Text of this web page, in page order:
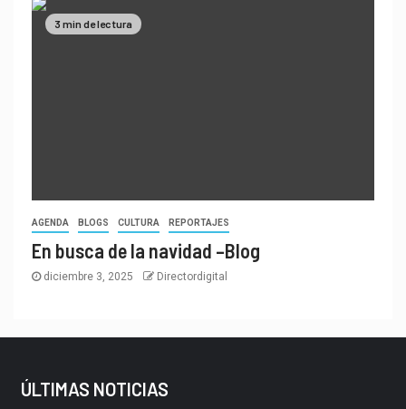
3 min de lectura
AGENDA BLOGS CULTURA REPORTAJES
En busca de la navidad –Blog
diciembre 3, 2025 Directordigital
ÚLTIMAS NOTICIAS